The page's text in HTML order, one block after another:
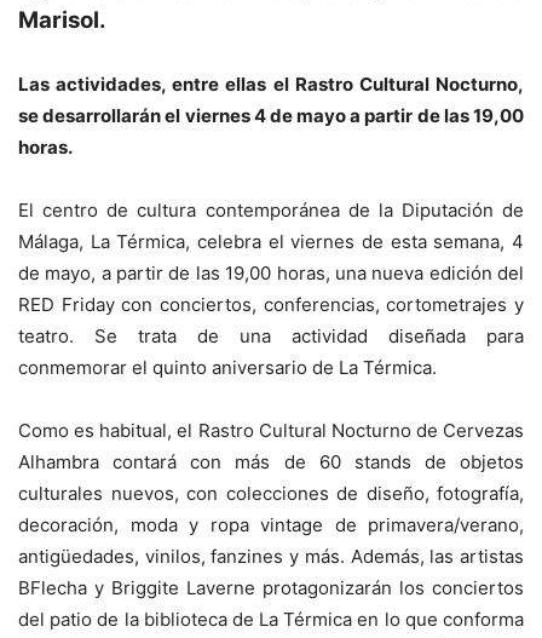
Marisol.
Las actividades, entre ellas el Rastro Cultural Nocturno,
se desarrollarán el viernes 4 de mayo a partir de las 19,00
horas.
El centro de cultura contemporánea de la Diputación de
Málaga, La Térmica, celebra el viernes de esta semana, 4
de mayo, a partir de las 19,00 horas, una nueva edición del
RED Friday con conciertos, conferencias, cortometrajes y
teatro. Se trata de una actividad diseñada para
conmemorar el quinto aniversario de La Térmica.
Como es habitual, el Rastro Cultural Nocturno de Cervezas
Alhambra contará con más de 60 stands de objetos
culturales nuevos, con colecciones de diseño, fotografía,
decoración, moda y ropa vintage de primavera/verano,
antigüedades, vinilos, fanzines y más. Además, las artistas
BFlecha y Briggite Laverne protagonizarán los conciertos
del patio de la biblioteca de La Térmica en lo que conforma